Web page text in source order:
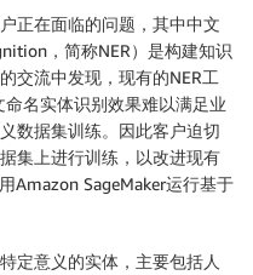
正在面临的问题，其中中文
，简称NER）是构建知识
交流中发现，现有的NER工
名实体识别效果难以满足业
数据集训练。因此客户迫切
集上进行训练，以改进现有
Amazon SageMaker运行基于
定意义的实体，主要包括人